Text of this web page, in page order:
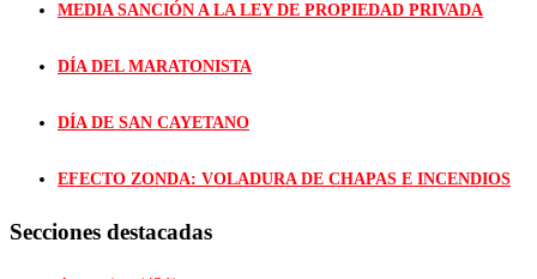
MEDIA SANCIÓN A LA LEY DE PROPIEDAD PRIVADA
DÍA DEL MARATONISTA
DÍA DE SAN CAYETANO
EFECTO ZONDA: VOLADURA DE CHAPAS E INCENDIOS
Secciones destacadas